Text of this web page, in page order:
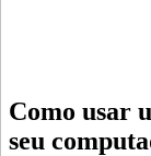
Como usar
seu